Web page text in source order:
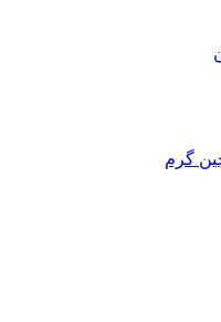
گرم